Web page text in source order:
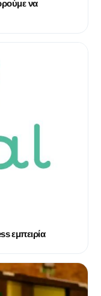
να
εμπειρία